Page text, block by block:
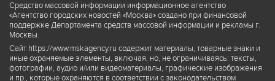
Средство массовой информации информационное агентство
«Агентство городских новостей «Москва» создано при финансовой
поддержке Департамента средств массовой информации и рекламы г.
Москвы.
Сайт https://www.mskagency.ru содержит материалы, товарные знаки и
иные охраняемые элементы, включая, но, не ограничиваясь: тексты,
фотографии, аудио и/или видеоматериалы, графические изображения
и пр., которые охраняются в соответствии с законодательством